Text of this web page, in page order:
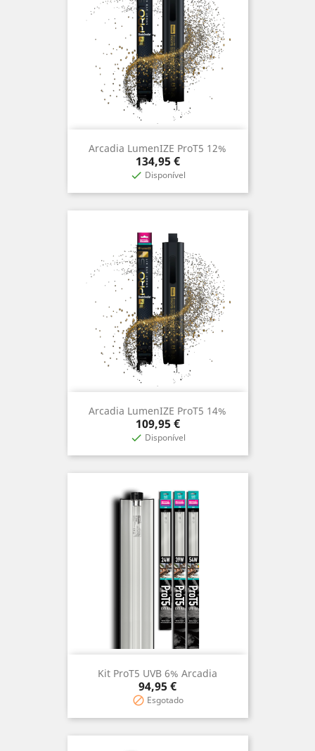
Arcadia LumenIZE ProT5 12%
Preço
134,95 €
 Disponível
Arcadia LumenIZE ProT5 14%
Preço
109,95 €
 Disponível
Kit ProT5 UVB 6% Arcadia
Preço
94,95 €
 Esgotado